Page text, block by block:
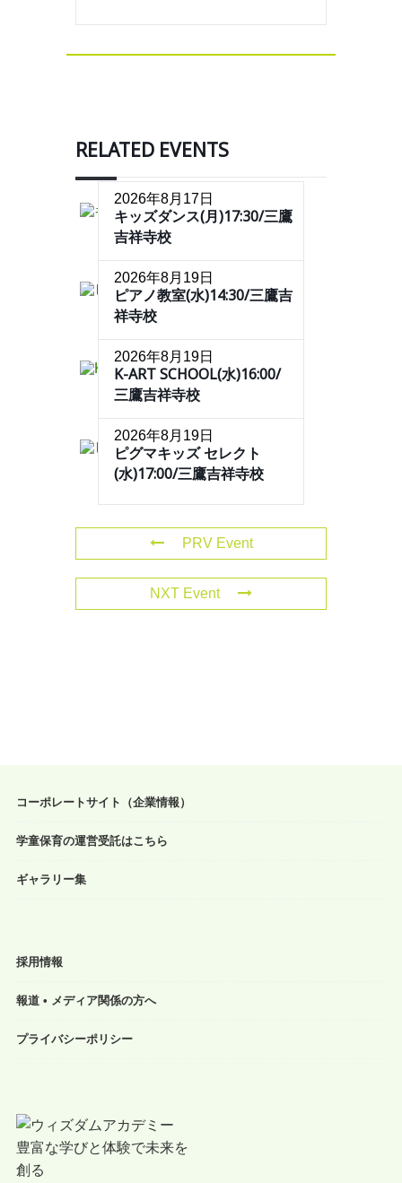
RELATED EVENTS
2026年8月17日
キッズダンス(月)17:30/三鷹
吉祥寺校
2026年8月19日
ピアノ教室(水)14:30/三鷹吉
祥寺校
2026年8月19日
K-ART SCHOOL(水)16:00/
三鷹吉祥寺校
2026年8月19日
ピグマキッズ セレクト
(水)17:00/三鷹吉祥寺校
PRV Event
NXT Event
コーポレートサイト（企業情報）
学童保育の運営受託はこちら
ギャラリー集
採用情報
報道 • メディア関係の方へ
プライバシーポリシー